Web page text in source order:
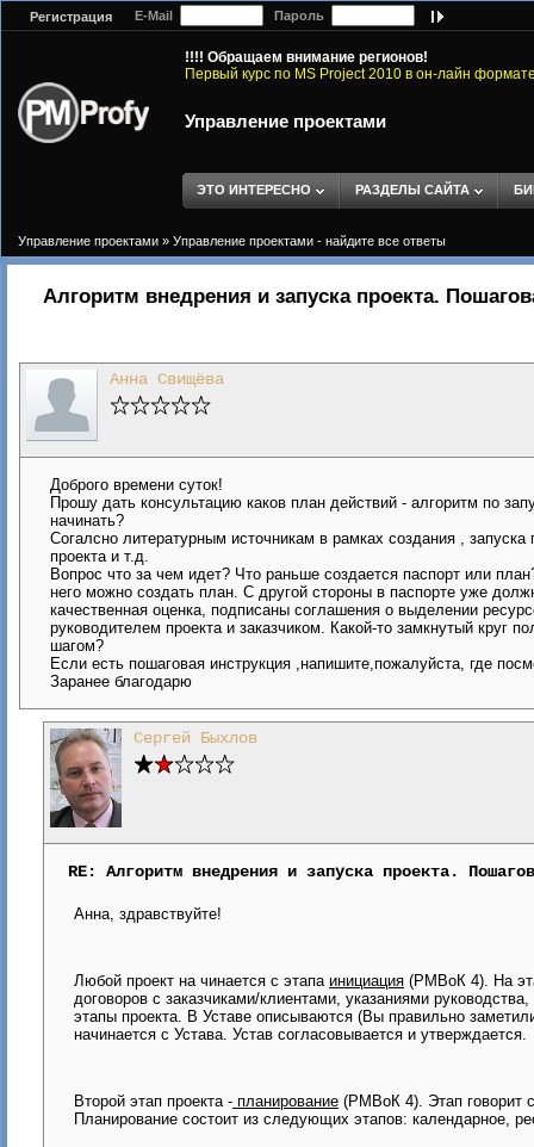
Регистрация E-Mail Пароль
!!!! Обращаем внимание регионов!
Первый курс по MS Project 2010 в он-лайн
Управление проектами
ЭТО ИНТЕРЕСНО РАЗДЕЛЫ САЙТА
Управление проектами » Управление проектами - найдите все ответы
Алгоритм внедрения и запуска проекта.
Анна Свищёва
Доброго времени суток!
Прошу дать консультацию каков план действий - алгоритм по
начинать?
Согалсно литературным источникам в рамках создания ,
проекта и т.д.
Вопрос что за чем идет? Что раньше создается паспорт или
него можно создать план. С другой стороны в паспорте уже
качественная оценка, подписаны соглашения о выделении
руководителем проекта и заказчиком. Какой-то замкнутый круг
шагом?
Если есть пошаговая инструкция ,напишите,пожалуйста, где
Заранее благодарю
Сергей Быхлов
RE: Алгоритм внедрения и запуска проекта.
Анна, здравствуйте!
Любой проект на чинается с этапа инициация (РМВоК 4). На
договоров с заказчиками/клиентами, указаниями
этапы проекта. В Уставе описываются (Вы правильно
начинается с Устава. Устав согласовывается и утверждается.
Второй этап проекта - планирование (РМВоК 4). Этап говорит
Планирование состоит из следующих этапов: календарное,